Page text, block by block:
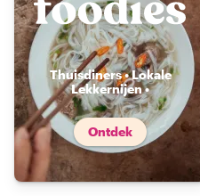
Thuisdiners • Lokale
Lekkernijen •
Voedselmarkten...
Ontdek